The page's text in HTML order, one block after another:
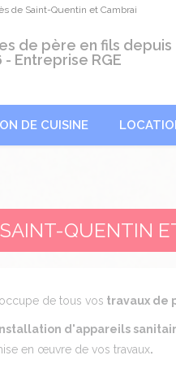
de Saint-Quentin et Cambrai
de père en fils depuis
- Entreprise RGE
DE CUISINE
QUENTIN
de tous vos travaux de
d'appareils
en œuvre de vos travaux.